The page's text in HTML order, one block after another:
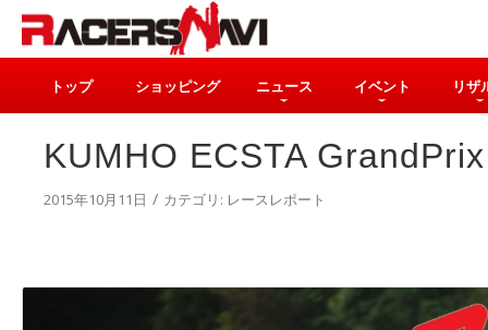
トップ ショッピング ニュース イベント リザ
KUMHO ECSTA
2015年10月11日 / カテゴリ: レースレポート